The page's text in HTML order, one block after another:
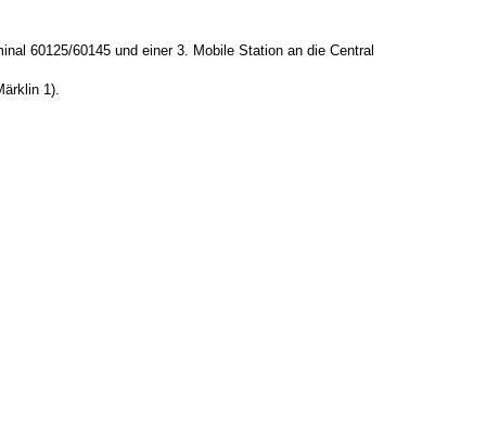
60125/60145 und einer 3. Mobile Station an die Central
1).